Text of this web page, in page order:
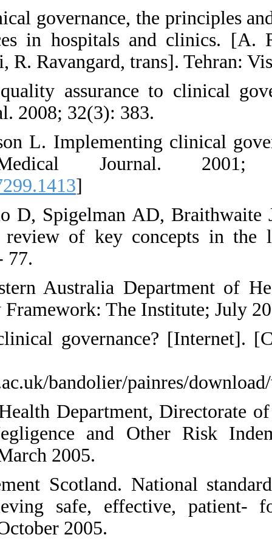
25. Wright J, Hill
quality of health
Mirzaaghaei, S
26. Balding C.
review - ProQuest
27. Halligan A,
reality.
28. Travaglia JF.
Clinical
29. Government
Safty and Quality
30. Starey N.
http://
31. Scottish
& Finance.
32. Healthcare
Risk